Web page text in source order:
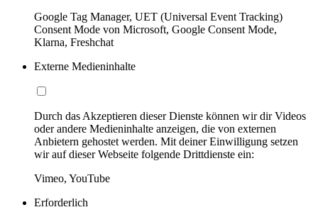
Google Tag Manager, UET (Universal Event Tracking)
Consent Mode von Microsoft, Google Consent Mode,
Klarna, Freshchat
Externe Medieninhalte
Durch das Akzeptieren dieser Dienste können wir dir Videos
oder andere Medieninhalte anzeigen, die von externen
Anbietern gehostet werden. Mit deiner Einwilligung setzen
wir auf dieser Webseite folgende Drittdienste ein:
Vimeo, YouTube
Erforderlich